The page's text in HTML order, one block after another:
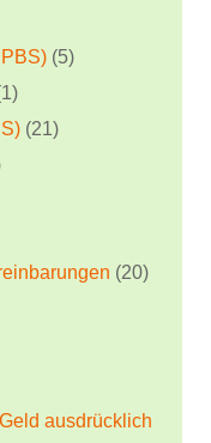
(5)
(21)
(20)
ausdrücklich